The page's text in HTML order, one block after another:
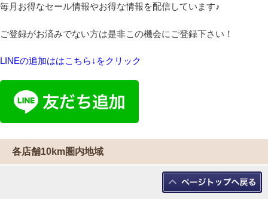
毎月お得なセール情報やお得な情報を配信しています♪
ご登録がお済みでない方は是非この機会にご登録下さい！
LINEの追加ははこちら↓をクリック
各店舗10km圏内地域